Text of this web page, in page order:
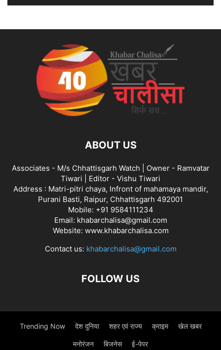
ABOUT US
Associates - M/s Chhattisgarh Watch | Owner - Ramvatar
Tiwari | Editor - Vishu Tiwari
Address : Matri-pitri chaya, Infront of mahamaya mandir,
Purani Basti, Raipur, Chhattisgarh 492001
Mobile: +91 9584111234
Email: khabarchalisa@gmail.com
Website: www.khabarchalisa.com
Contact us: khabarchalisa@gmail.com
FOLLOW US
Trending Now देश दुनिया शहर एवं राज्य क्राइम खेल खबर
मनोरंजन बिजनेस ई-पेपर